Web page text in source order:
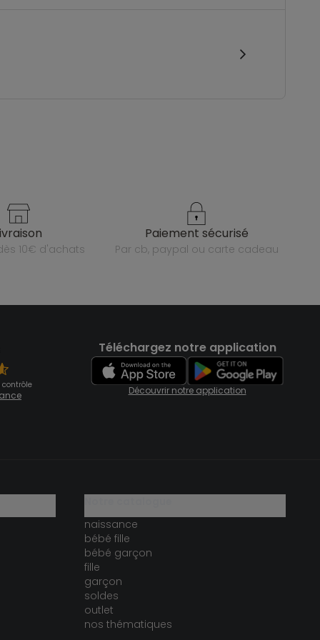
livraison
10€ d'achats
paiement sécurisé
par cb, paypal ou carte cadeau
contrôle
Téléchargez notre application
Découvrir notre application
naissance
bébé fille
bébé garçon
fille
garçon
soldes
outlet
nos thématiques